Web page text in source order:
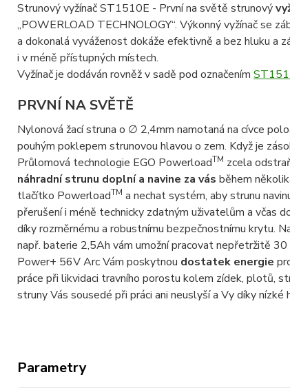
Strunový vyžínač ST1510E - První na světě strunový
„POWERLOAD TECHNOLOGY“. Výkonný vyžínač se
a dokonalá vyváženost dokáže efektivně a bez hluku a
i v méně přístupných místech.
Vyžínač je dodáván rovněž v sadě pod označením
PRVNÍ NA SVĚTĚ
Nylonová žací struna o ∅ 2,4mm namotaná na cívce
pouhým poklepem strunovou hlavou o zem. Když je
Průlomová technologie EGO PowerloadTM zcela
náhradní strunu doplní a navine za vás během
tlačítko PowerloadTM a nechat systém, aby strunu
přerušení i méně technicky zdatným uživatelům a včas
díky rozměrnému a robustnímu bezpečnostnímu krytu.
např. baterie 2,5Ah vám umožní pracovat nepřetržitě
Power+ 56V Arc Vám poskytnou dostatek energie
práce při likvidaci travního porostu kolem zídek, plotů,
struny Vás sousedé při práci ani neuslyší a Vy díky
Parametry